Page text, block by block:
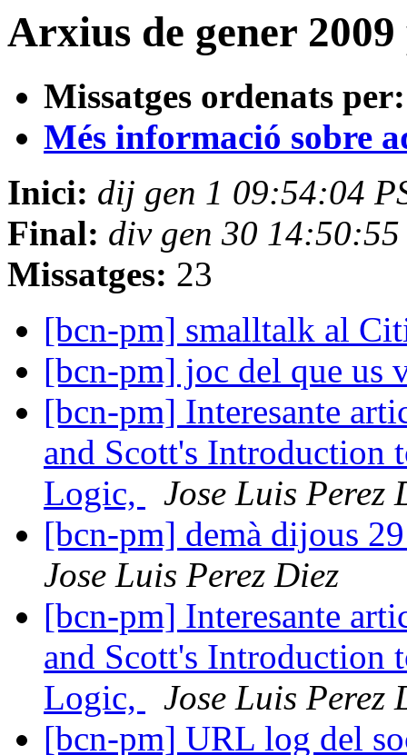
Arxius de gener
Missatges ordenats per:
Més informació sobre
Inici: dij gen 1 09:54:04
Final: div gen 30 14:50:55
Missatges: 23
[bcn-pm] smalltalk al
[bcn-pm] joc del que us
[bcn-pm] Interesante
and Scott's Introduction
Logic,
Jose Luis Perez
[bcn-pm] demà dijous
Jose Luis Perez Diez
[bcn-pm] Interesante
and Scott's Introduction
Logic,
Jose Luis Perez
[bcn-pm] URL log del